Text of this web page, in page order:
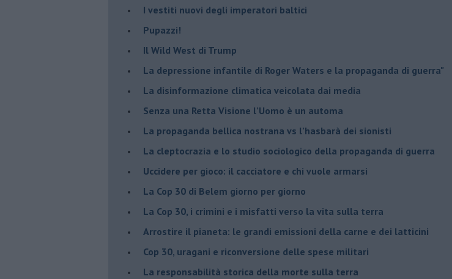
​I vestiti nuovi degli imperatori baltici
​Pupazzi!
​Il Wild West di Trump
​La depressione infantile di Roger Waters e la propaganda di guerra"
​La disinformazione climatica veicolata dai media
Senza una Retta Visione l’Uomo è un automa
​La propaganda bellica nostrana vs l’hasbarà dei sionisti
​La cleptocrazia e lo studio sociologico della propaganda di guerra
​Uccidere per gioco: il cacciatore e chi vuole armarsi
​La Cop 30 di Belem giorno per giorno
La Cop 30, i crimini e i misfatti verso la vita sulla terra
Arrostire il pianeta: le grandi emissioni della carne e dei latticini
​Cop 30, uragani e riconversione delle spese militari
La responsabilità storica della morte sulla terra